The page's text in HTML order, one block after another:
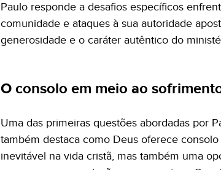
Paulo responde a desafios específicos
comunidade e ataques à sua autoridade
generosidade e o caráter autêntico do
O consolo em meio ao
Uma das primeiras questões abordadas por
também destaca como Deus oferece
inevitável na vida cristã, mas também uma